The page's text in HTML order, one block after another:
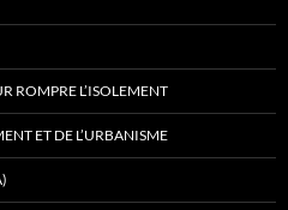
ROMPRE L’ISOLEMENT
ET DE L’URBANISME